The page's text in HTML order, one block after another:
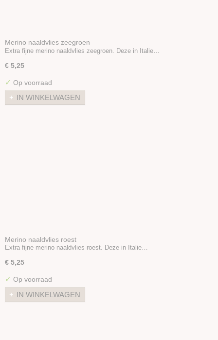
Merino naaldvlies zeegroen
Extra fijne merino naaldvlies zeegroen. Deze in Italie…
€ 5,25
✓ Op voorraad
IN WINKELWAGEN
Merino naaldvlies roest
Extra fijne merino naaldvlies roest. Deze in Italie…
€ 5,25
✓ Op voorraad
IN WINKELWAGEN